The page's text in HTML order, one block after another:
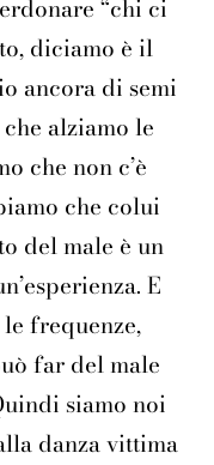
“chi ci
diciamo è il
ancora di semi
alziamo le
che non c’è
che colui
del male è un
E
frequenze,
far del male
siamo noi
danza vittima